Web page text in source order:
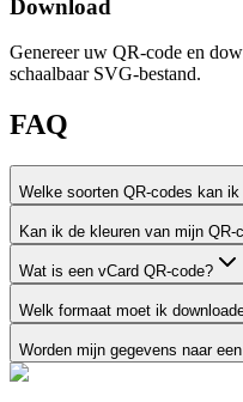
Download
Genereer uw QR-code en
schaalbaar SVG-bestand.
FAQ
Welke soorten QR-codes kan
Kan ik de kleuren van mijn QR-
Wat is een vCard QR-code?
Welk formaat moet ik
Worden mijn gegevens naar